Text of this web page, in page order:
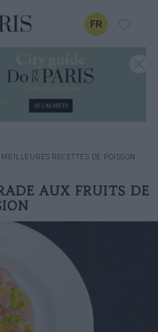
FR
RECETTES DE POISSON
AUX FRUITS DE